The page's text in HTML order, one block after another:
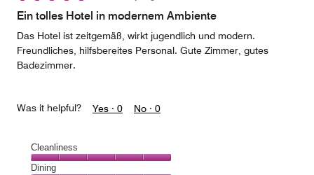
of
Ein tolles Hotel in modernem Ambiente
Das Hotel ist zeitgemäß, wirkt jugendlich und modern.
Freundliches, hilfsbereites Personal. Gute Zimmer, gutes
Badezimmer.
Was it helpful? Yes · 0 No · 0
Cleanliness
Cleanliness,
Dining